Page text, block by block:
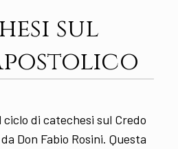
sul
di catechesi sul Credo
Don Fabio Rosini. Questa